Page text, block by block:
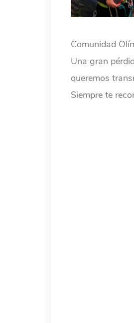
Comunidad
Una gran
queremos
Siempre te